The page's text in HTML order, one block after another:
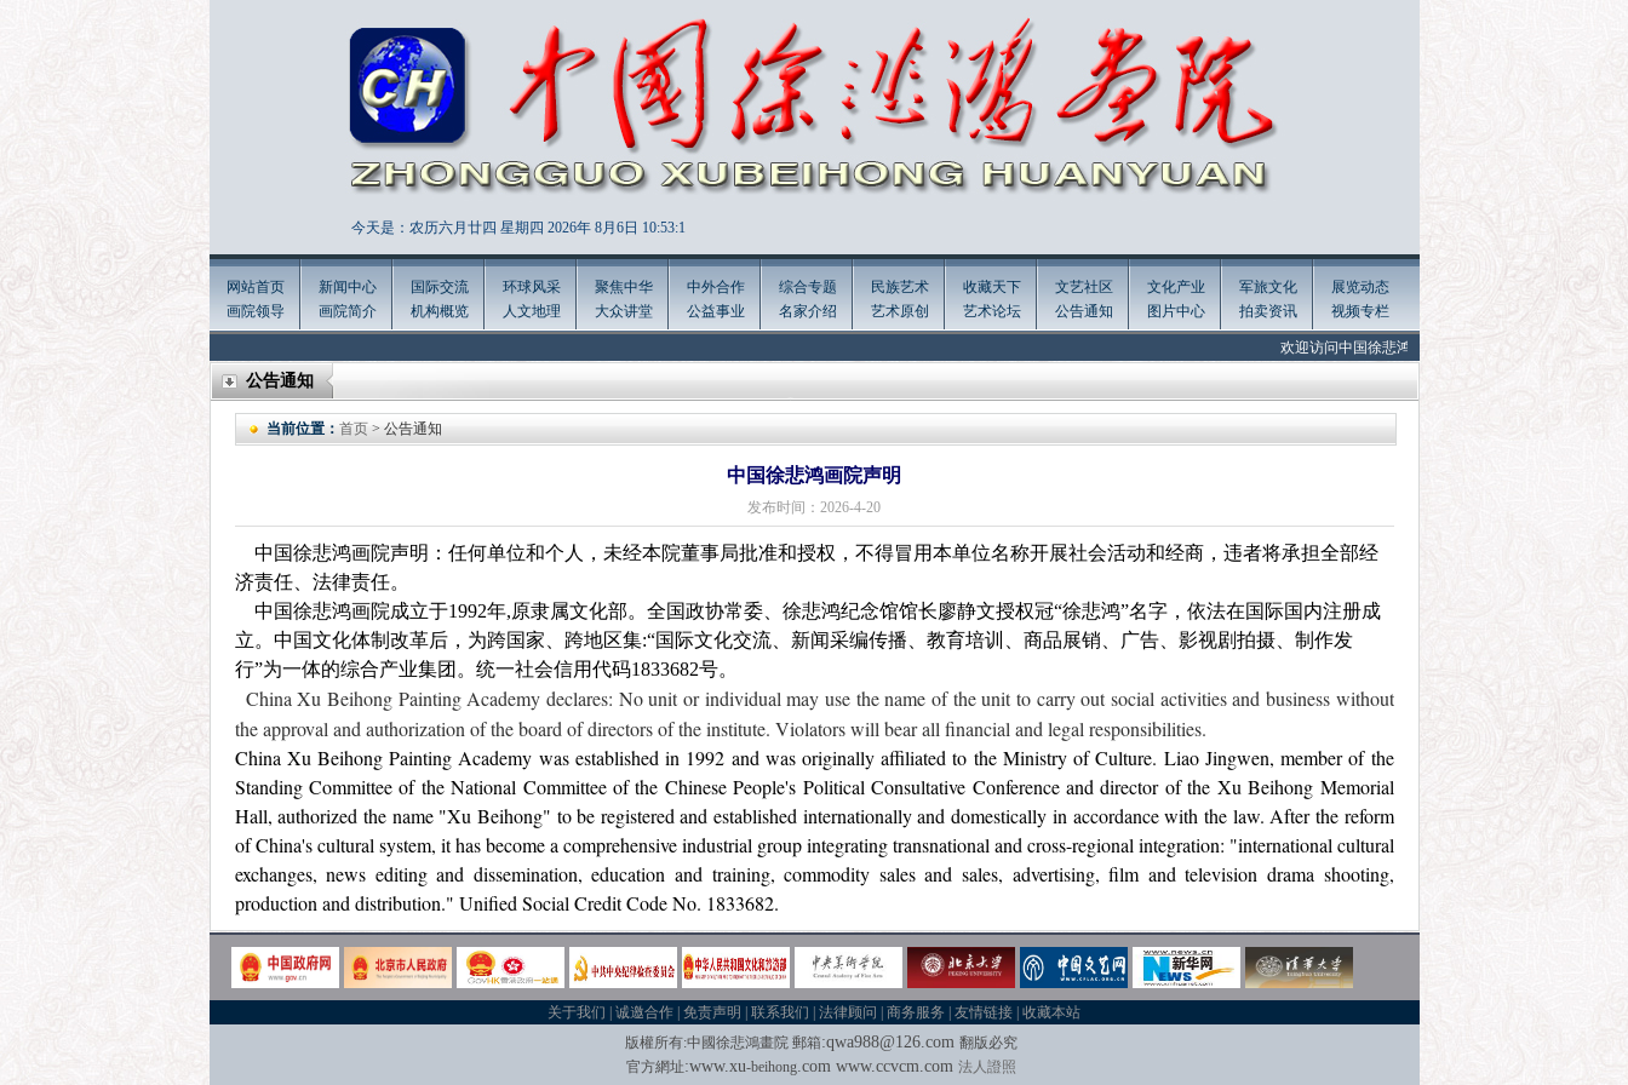
今天是：农历六月廿四 星期四 2026年 8月6日 10:53:1
网站首页
画院领导
新闻中心
画院简介
国际交流
机构概览
环球风采
人文地理
聚焦中华
大众讲堂
中外合作
公益事业
综合专题
名家介绍
民族艺术
艺术原创
收藏天下
艺术论坛
文艺社区
公告通知
文化产业
图片中心
军旅文化
拍卖资讯
展览动态
视频专栏
欢迎访问中国徐悲鸿画院官网! Welcome to the official
公告通知
当前位置： 首页> 公告通知
中国徐悲鸿画院声明
发布时间：2026-4-20
中国徐悲鸿画院声明：任何单位和个人，未经本院董事局批准和授权，不得冒用本单位名称开展社会活动和经商，违者将承担全部经
济责任、法律责任。
中国徐悲鸿画院成立于1992年,原隶属文化部。全国政协常委、徐悲鸿纪念馆馆长廖静文授权冠“徐悲鸿”名字，依法在国际国内注册成
立。中国文化体制改革后，为跨国家、跨地区集:“国际文化交流、新闻采编传播、教育培训、商品展销、广告、影视剧拍摄、制作发
行”为一体的综合产业集团。统一社会信用代码1833682号。
China Xu Beihong Painting Academy declares: No unit or individual may use the name of the unit to carry out social activities and business without
the approval and authorization of the board of directors of the institute. Violators will bear all financial and legal responsibilities.
China Xu Beihong Painting Academy was established in 1992 and was originally affiliated to the Ministry of Culture. Liao Jingwen, member of the
Standing Committee of the National Committee of the Chinese People's Political Consultative Conference and director of the Xu Beihong Memorial
Hall, authorized the name "Xu Beihong" to be registered and established internationally and domestically in accordance with the law. After the reform
of China's cultural system, it has become a comprehensive industrial group integrating transnational and cross-regional integration: "international cultural
exchanges, news editing and dissemination, education and training, commodity sales and sales, advertising, film and television drama shooting,
production and distribution." Unified Social Credit Code No. 1833682.
关于我们 诚邀合作 免责声明 联系我们 法律顾问 商务服务 友情链接 收藏本站
版權所有:中國徐悲鴻畫院 郵箱:qwa988@126.com 翻版必究
官方網址:www.xu-beihong.com www.ccvcm.com 法人證照